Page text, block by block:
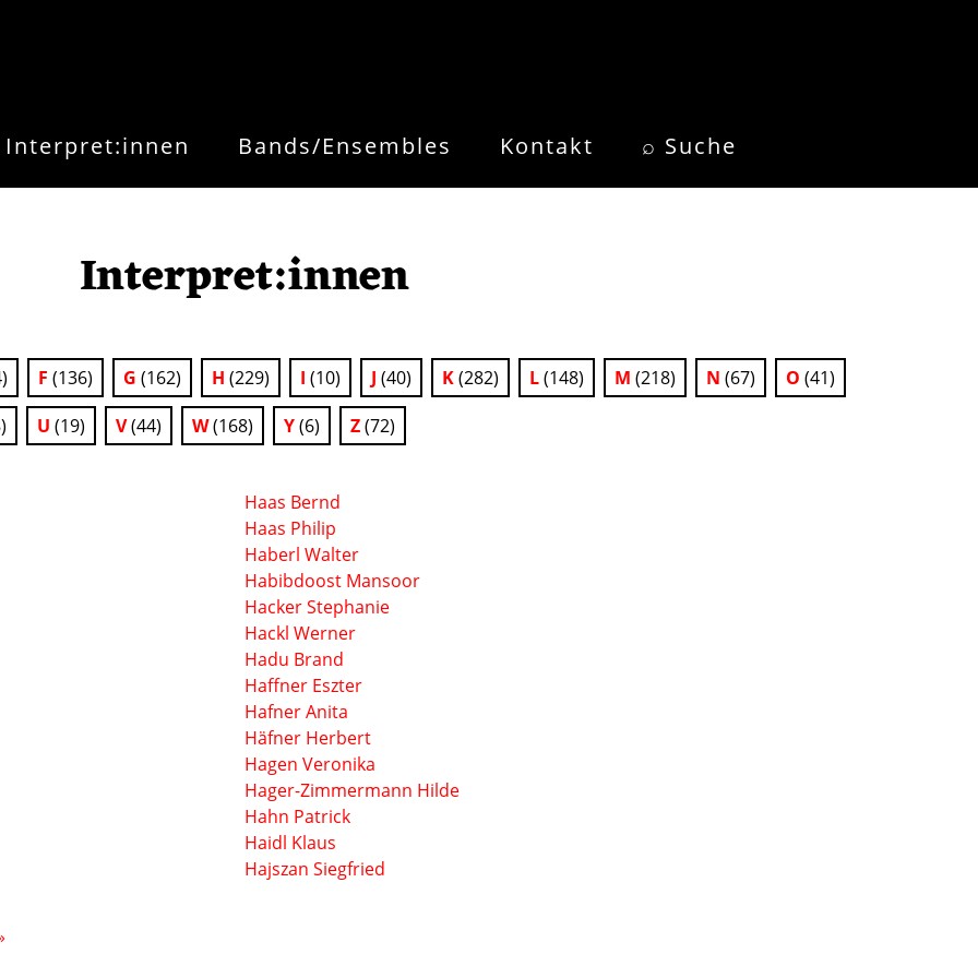
Interpret:innen Bands/Ensembles Kontakt ⌕ Suche
Interpret:innen
F (136) G (162) H (229) I (10) J (40) K(282) L(148) M (218) N (67) O (41)
U (19) V(44) W(168) Y(6) Z(72)
Haas Bernd
Haas Philip
Haberl Walter
Habibdoost Mansoor
Hacker Stephanie
Hackl Werner
Hadu Brand
Haffner Eszter
Hafner Anita
Häfner Herbert
Hagen Veronika
Hager-Zimmermann Hilde
Hahn Patrick
Haidl Klaus
Hajszan Siegfried